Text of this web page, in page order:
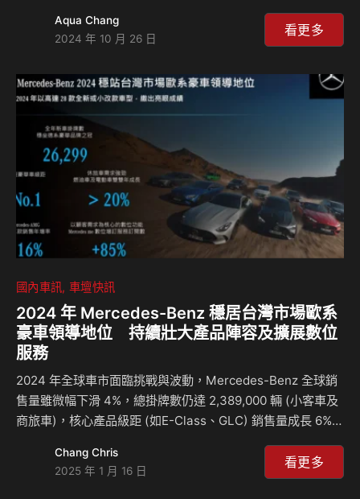
際級藝術平台與層峰市場客群溝通品牌精神與產品魅力。本屆
ART TAIPEI 台北國際藝術博覽會將於台北世界貿易中心展覽
賓士今年特別攜手數位藝術家兼創意程式設計師 Aluan （本
Maybach …
Aqua Chang
2024 年 10 月 26 日
看更多
國內車訊 車壇快訊
2024 年 Mercedes-Benz 穩居台灣市場歐系
豪車領導地位 持續壯大產品陣容及擴展數位
服務
2024 年全球車市面臨挑戰與波動，Mercedes-Benz 全球銷
售量雖微幅下滑 4%，總掛牌數仍達 2,389,000 輛 (小客車及
商旅車)，核心產品級距 (如E-Class、GLC) 銷售量成長 6%。
3%，Mercedes-Benz全年掛牌數 26,299 輛註1成長 7.6%，
再次鞏固歐系豪華車的領導地位。此亮眼成績展現
Chang Chris
2025 年 1 月 16 日
看更多